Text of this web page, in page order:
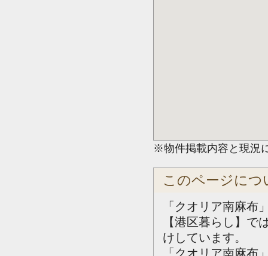
※物件掲載内容と現況
このページにつ
「クオリア南麻布
【港区暮らし】で
けしています。
「クオリア南麻布